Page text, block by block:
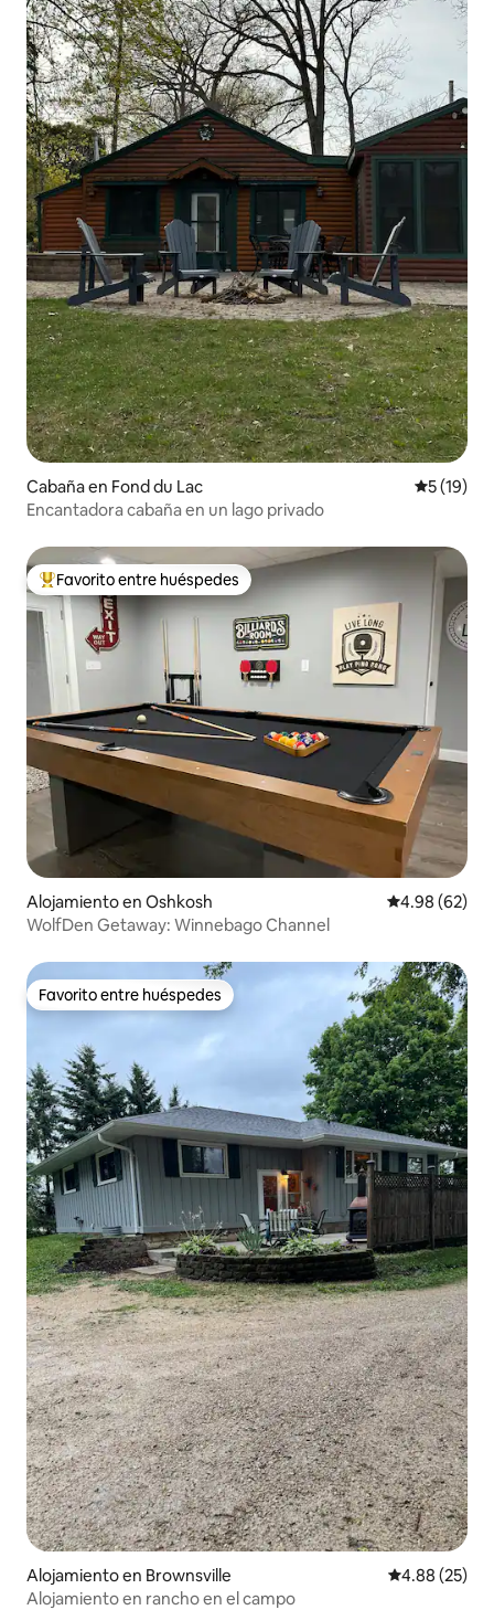
Cabaña en Fond du Lac
5 (19)
Encantadora cabaña en un lago privado
Favorito entre huéspedes preferido
Favorito entre huéspedes
Alojamiento en Oshkosh Calificación
4.98 (62)
WolfDen Getaway: Winnebago Channel
Favorito entre huéspedes
Favorito entre huéspedes
Alojamiento en Brownsville Calificación
4.88 (25)
Alojamiento en rancho en el campo